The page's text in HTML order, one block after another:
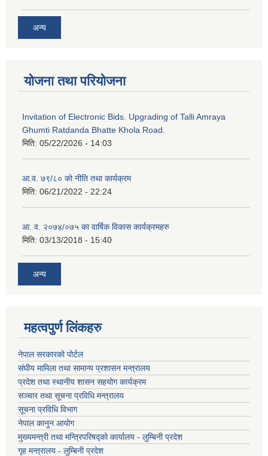
अन्य
योजना तथा परियोजना
Invitation of Electronic Bids. Upgrading of Talli Amraya
Ghumti Ratdanda Bhatte Khola Road.
मिति: 05/22/2026 - 14:03
आ.व. ७९/८० को नीति तथा कार्यक्रम
मिति: 06/21/2022 - 22:24
आ. व. २०७४/०७५ का वार्षिक विकास कार्यक्रमहरु
मिति: 03/13/2018 - 15:40
अन्य
महत्वपुर्ण लिंकहरु
नेपाल सरकारको पोर्टल
संघीय मामिला तथा सामान्य प्रशासन मन्त्रालय
प्रदेश तथा स्थानीय शासन सहयोग कार्यक्रम
सञ्चार तथा सूचना प्रविधि मन्त्रालय
सूचना प्रविधि विभाग
नेपाल कानुन आयोग
मुख्यमन्त्री तथा मन्त्रिपरिषद्को कार्यालय - लुम्बिनी प्रदेश
गृह मन्त्रालय - लुम्बिनी प्रदेश